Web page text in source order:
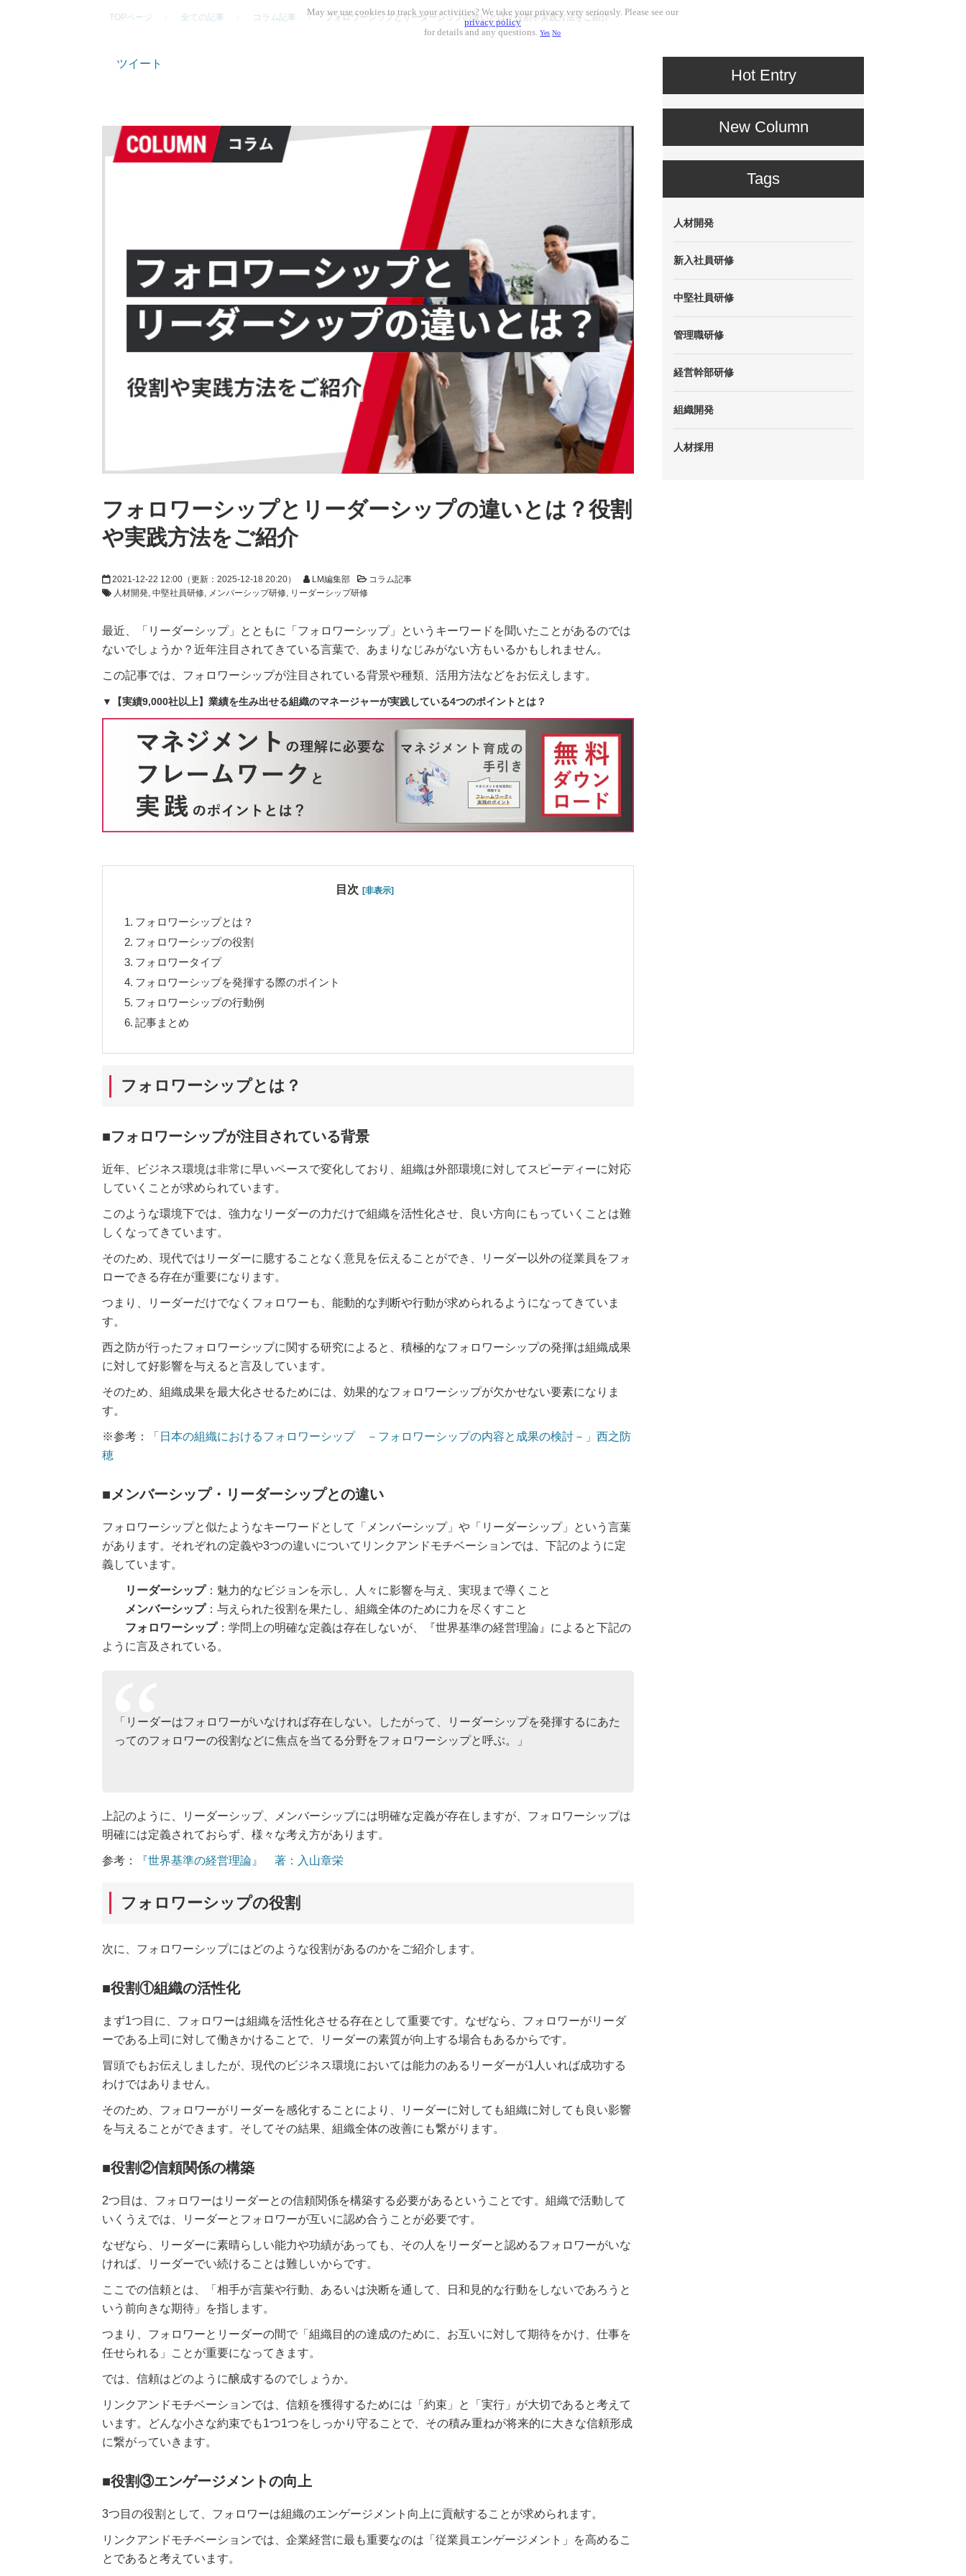
TOPページ 全ての記事 コラム記事 フォロワーシップとリーダーシップの違いとは？役割や実践方法をご紹介
ツイート
フォロワーシップとリーダーシップの違いとは？役割
や実践方法をご紹介
2021-12-22 12:00 （更新： 2025-12-18 20:20） LM編集部
コラム記事
人材開発 中堅社員研修 メンバーシップ研修 リーダーシップ研修
最近、「リーダーシップ」とともに「フォロワーシップ」というキーワードを聞いたことがあるのでは
ないでしょうか？近年注目されてきている言葉で、あまりなじみがない方もいるかもしれません。
この記事では、フォロワーシップが注目されている背景や種類、活用方法などをお伝えします。
▼【実績9,000社以上】業績を生み出せる組織のマネージャーが実践している4つのポイントとは？
目次 [非表示]
1. フォロワーシップとは？
2. フォロワーシップの役割
3. フォロワータイプ
4. フォロワーシップを発揮する際のポイント
5. フォロワーシップの行動例
6. 記事まとめ
フォロワーシップとは？
■フォロワーシップが注目されている背景
近年、ビジネス環境は非常に早いペースで変化しており、組織は外部環境に対してスピーディーに対応
していくことが求められています。
このような環境下では、強力なリーダーの力だけで組織を活性化させ、良い方向にもっていくことは難
しくなってきています。
そのため、現代ではリーダーに臆することなく意見を伝えることができ、リーダー以外の従業員をフォ
ローできる存在が重要になります。
つまり、リーダーだけでなくフォロワーも、能動的な判断や行動が求められるようになってきていま
す。
西之防が行ったフォロワーシップに関する研究によると、積極的なフォロワーシップの発揮は組織成果
に対して好影響を与えると言及しています。
そのため、組織成果を最大化させるためには、効果的なフォロワーシップが欠かせない要素になりま
す。
※参考：
「日本の組織におけるフォロワーシップ －フォロワーシップの内容と成果の検討－」西之防
穂
■メンバーシップ・リーダーシップとの違い
フォロワーシップと似たようなキーワードとして「メンバーシップ」や「リーダーシップ」という言葉
があります。それぞれの定義や3つの違いについてリンクアンドモチベーションでは、下記のように定
義しています。
リーダーシップ：魅力的なビジョンを示し、人々に影響を与え、実現まで導くこと
メンバーシップ：与えられた役割を果たし、組織全体のために力を尽くすこと
フォロワーシップ：学問上の明確な定義は存在しないが、『世界基準の経営理論』によると下記の
ように言及されている。
「リーダーはフォロワーがいなければ存在しない。したがって、リーダーシップを発揮するにあた
ってのフォロワーの役割などに焦点を当てる分野をフォロワーシップと呼ぶ。」
上記のように、リーダーシップ、メンバーシップには明確な定義が存在しますが、フォロワーシップは
明確には定義されておらず、様々な考え方があります。
参考： 『世界基準の経営理論』 著：入山章栄
フォロワーシップの役割
次に、フォロワーシップにはどのような役割があるのかをご紹介します。
■役割①組織の活性化
まず1つ目に、フォロワーは組織を活性化させる存在として重要です。なぜなら、フォロワーがリーダ
ーである上司に対して働きかけることで、リーダーの素質が向上する場合もあるからです。
冒頭でもお伝えしましたが、現代のビジネス環境においては能力のあるリーダーが1人いれば成功する
わけではありません。
そのため、フォロワーがリーダーを感化することにより、リーダーに対しても組織に対しても良い影響
を与えることができます。そしてその結果、組織全体の改善にも繋がります。
■役割②信頼関係の構築
2つ目は、フォロワーはリーダーとの信頼関係を構築する必要があるということです。組織で活動して
いくうえでは、リーダーとフォロワーが互いに認め合うことが必要です。
なぜなら、リーダーに素晴らしい能力や功績があっても、その人をリーダーと認めるフォロワーがいな
ければ、リーダーでい続けることは難しいからです。
ここでの信頼とは、「相手が言葉や行動、あるいは決断を通して、日和見的な行動をしないであろうと
いう前向きな期待」を指します。
つまり、フォロワーとリーダーの間で「組織目的の達成のために、お互いに対して期待をかけ、仕事を
任せられる」ことが重要になってきます。
では、信頼はどのように醸成するのでしょうか。
リンクアンドモチベーションでは、信頼を獲得するためには「約束」と「実行」が大切であると考えて
います。どんな小さな約束でも1つ1つをしっかり守ることで、その積み重ねが将来的に大きな信頼形成
に繋がっていきます。
■役割③エンゲージメントの向上
3つ目の役割として、フォロワーは組織のエンゲージメント向上に貢献することが求められます。
リンクアンドモチベーションでは、企業経営に最も重要なのは「従業員エンゲージメント」を高めるこ
とであると考えています。
Hot Entry
New Column
Tags
人材開発
新入社員研修
中堅社員研修
管理職研修
経営幹部研修
組織開発
人材採用
May we use cookies to track your activities? We take your privacy very seriously. Please see our
privacy policy
for details and any questions.Yes No